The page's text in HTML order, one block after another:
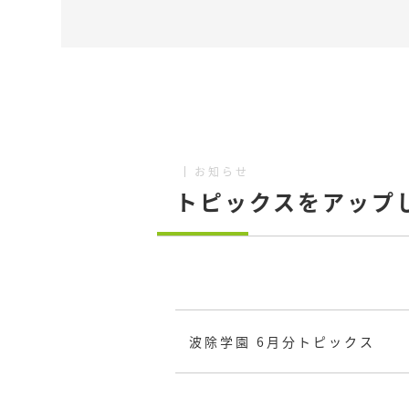
お知らせ
トピックスをアップ
波除学園 6月分トピックス